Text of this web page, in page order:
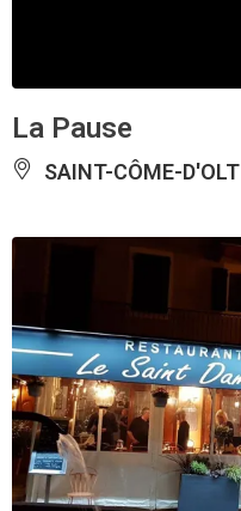
La Pause
SAINT-CÔME-D'OLT